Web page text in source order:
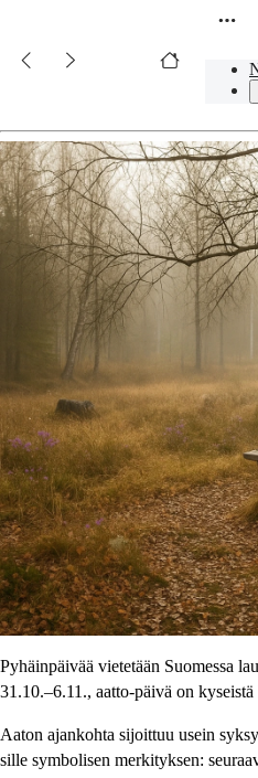
Pyhäinpäivää vietetään Suomessa
31.10.–6.11., aatto-päivä on
Aaton ajankohta sijoittuu usein
sille symbolisen merkityksen: